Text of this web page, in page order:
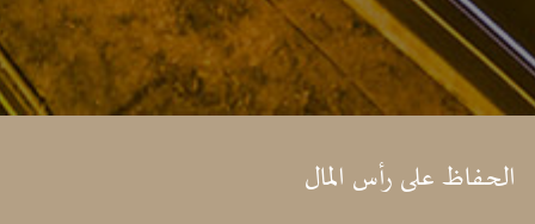
الحفاظ على رأس المال